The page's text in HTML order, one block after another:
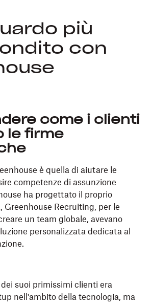
più
con
come i clienti
le firme
è quella di aiutare le
competenze di assunzione
ha progettato il proprio
Greenhouse Recruiting, per le
un team globale, avevano
personalizzata dedicata al
dei suoi primissimi clienti era
nell'ambito della tecnologia, ma